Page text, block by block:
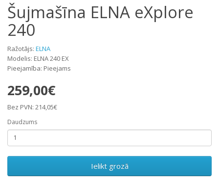
Šujmašīna ELNA eXplore
240
Ražotājs: ELNA
Modelis: ELNA 240 EX
Pieejamība: Pieejams
259,00€
Bez PVN: 214,05€
Daudzums
Ielikt grozā